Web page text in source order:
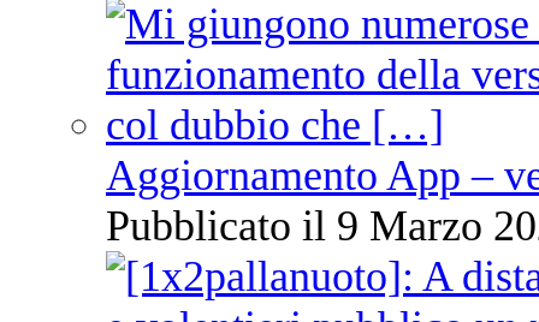
Aggiornamento App –
Pubblicato il 9 Marzo